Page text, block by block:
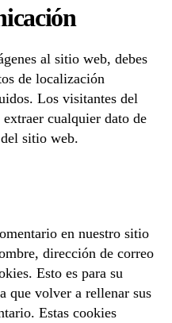
al sitio web, debes
de localización
Los visitantes del
cualquier dato de
sitio web.
en nuestro sitio
dirección de correo
Esto es para su
que volver a rellenar sus
Estas cookies